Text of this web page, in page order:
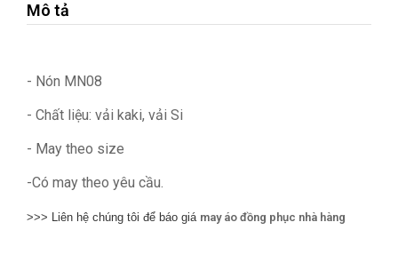
Mô tả
- Nón MN08
- Chất liệu: vải kaki, vải Si
- May theo size
-Có may theo yêu cầu.
>>> Liên hệ chúng tôi để báo giá may áo đồng phục nhà hàng